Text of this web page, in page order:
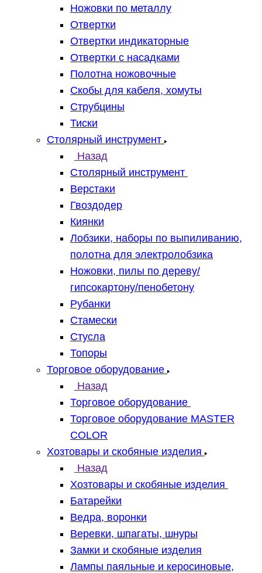
Ножовки по металлу
Отвертки
Отвертки индикаторные
Отвертки с насадками
Полотна ножовочные
Скобы для кабеля, хомуты
Струбцины
Тиски
Столярный инструмент
Назад
Столярный инструмент
Верстаки
Гвоздодер
Киянки
Лобзики, наборы по выпиливанию,
полотна для электролобзика
Ножовки, пилы по дереву/
гипсокартону/пенобетону
Рубанки
Стамески
Стусла
Топоры
Торговое оборудование
Назад
Торговое оборудование
Торговое оборудование MASTER
COLOR
Хозтовары и скобяные изделия
Назад
Хозтовары и скобяные изделия
Батарейки
Ведра, воронки
Веревки, шпагаты, шнуры
Замки и скобяные изделия
Лампы паяльные и керосиновые,